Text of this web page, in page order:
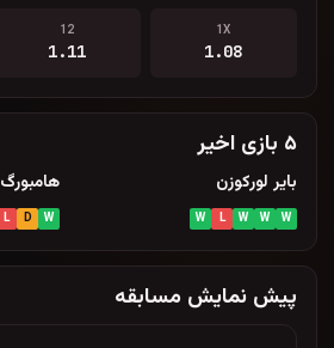
1X
1.08
12
1.11
۵ بازی اخیر
بایر لورکوزن
W
W
W
L
W
هامبورگ
W
D
L
پیش نمایش مسابقه